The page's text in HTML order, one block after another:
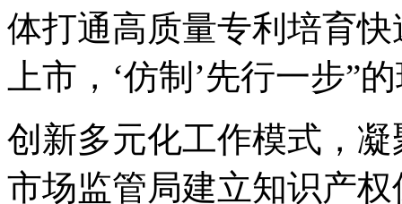
体打通高质量专利培育快
上市，‘仿制’先行一步”
创新多元化工作模式，
市场监管局建立知识产